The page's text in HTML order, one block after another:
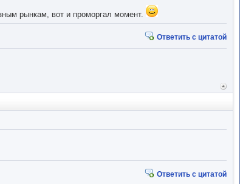
рынкам, вот и проморгал момент.
Ответить с цитатой
к
Ответить с цитатой